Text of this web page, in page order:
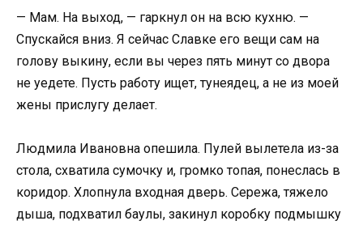
— Мам. На выход, — гаркнул он на всю кухню. —
Спускайся вниз. Я сейчас Славке его вещи сам на
голову выкину, если вы через пять минут со двора
не уедете. Пусть работу ищет, тунеядец, а не из моей
жены прислугу делает.
Людмила Ивановна опешила. Пулей вылетела из-за
стола, схватила сумочку и, громко топая, понеслась в
коридор. Хлопнула входная дверь. Сережа, тяжело
дыша, подхватил баулы, закинул коробку подмышку